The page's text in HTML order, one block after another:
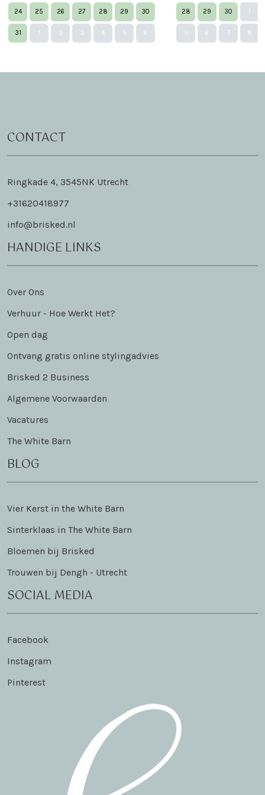
24 25 26 27 28 29 30
31 2 3 4 5 6
28 29 30
5 6 7 8
CONTACT
Ringkade 4, 3545NK Utrecht
+31620418977
info@brisked.nl
HANDIGE LINKS
Over Ons
Verhuur - Hoe Werkt Het?
Open dag
Ontvang gratis online stylingadvies
Brisked 2 Business
Algemene Voorwaarden
Vacatures
The White Barn
BLOG
Vier Kerst in the White Barn
Sinterklaas in The White Barn
Bloemen bij Brisked
Trouwen bij Dengh - Utrecht
SOCIAL MEDIA
Facebook
Instagram
Pinterest